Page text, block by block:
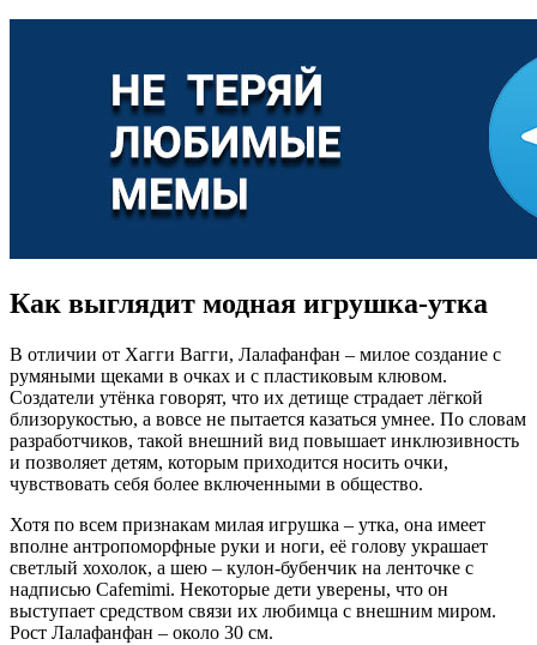
Как выглядит модная игрушка-утка
В отличии от Хагги Вагги, Лалафанфан – милое создание с
румяными щеками в очках и с пластиковым клювом.
Создатели утёнка говорят, что их детище страдает лёгкой
близорукостью, а вовсе не пытается казаться умнее. По словам
разработчиков, такой внешний вид повышает инклюзивность
и позволяет детям, которым приходится носить очки,
чувствовать себя более включенными в общество.
Хотя по всем признакам милая игрушка – утка, она имеет
вполне антропоморфные руки и ноги, её голову украшает
светлый хохолок, а шею – кулон-бубенчик на ленточке с
надписью Cafemimi. Некоторые дети уверены, что он
выступает средством связи их любимца с внешним миром.
Рост Лалафанфан – около 30 см.